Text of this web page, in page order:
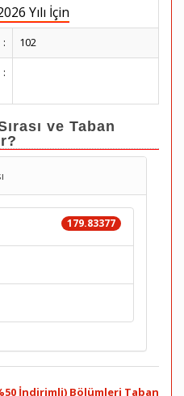
Yılı İçin
: 102
:
ve Taban
179.83377
İndirimli) Bölümleri Taban